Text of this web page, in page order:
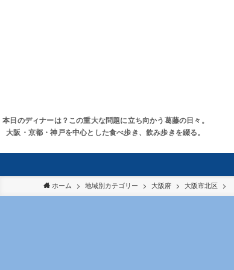
本日のディナーは？この重大な問題に立ち向かう葛藤の日々。
大阪・京都・神戸を中心とした食べ歩き、飲み歩きを綴る。
ホーム 地域別カテゴリー 大阪府 大阪市北区